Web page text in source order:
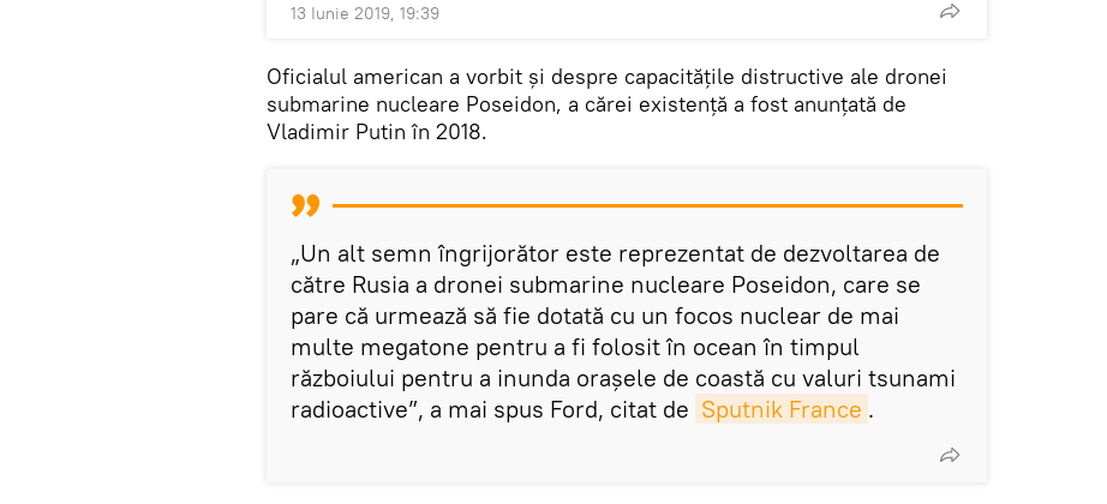
13 Iunie 2019, 19:39
Oficialul american a vorbit și despre capacitățile distructive ale dronei
submarine nucleare Poseidon, a cărei existență a fost anunțată de
Vladimir Putin în 2018.
„Un alt semn îngrijorător este reprezentat de dezvoltarea de
către Rusia a dronei submarine nucleare Poseidon, care se
pare că urmează să fie dotată cu un focos nuclear de mai
multe megatone pentru a fi folosit în ocean în timpul
războiului pentru a inunda orașele de coastă cu valuri tsunami
radioactive”, a mai spus Ford, citat de Sputnik France .